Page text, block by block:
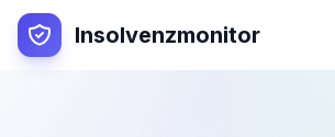
Insolvenzmonitor